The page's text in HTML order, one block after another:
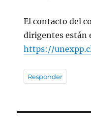
El contacto del
dirigentes están
https://
Responder